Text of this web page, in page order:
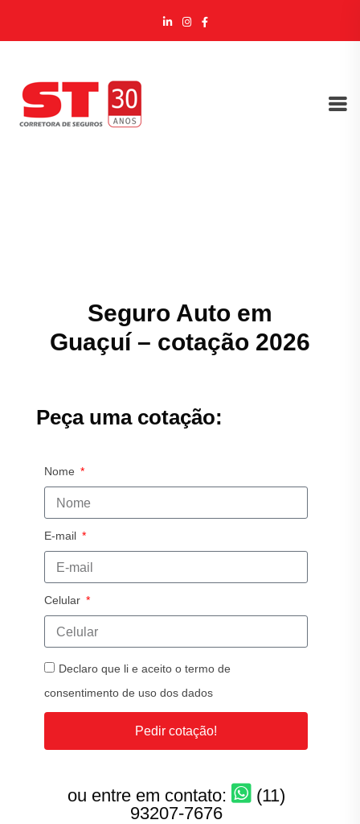
Seguro Auto em
Guaçuí – cotação 2026
Peça uma cotação:
Nome
E-mail
Celular
Declaro que li e aceito o termo de
consentimento de uso dos dados
Pedir cotação!
ou entre em contato:
(11)
93207-7676